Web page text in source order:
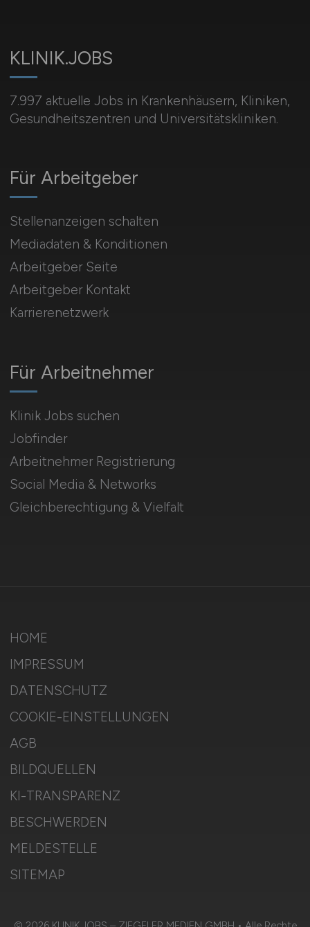
KLINIK.JOBS
7.997 aktuelle Jobs in Krankenhäusern, Kliniken,
Gesundheitszentren und Universitätskliniken.
Für Arbeitnehmer
Klinik Jobs suchen
Jobfinder
Arbeitnehmer Registrierung
Social Media & Networks
Gleichberechtigung & Vielfalt
Für Arbeitgeber
Stellenanzeigen schalten
Mediadaten & Konditionen
Arbeitgeber Seite
Arbeitgeber Kontakt
Karrierenetzwerk
HOME
IMPRESSUM
DATENSCHUTZ
COOKIE-EINSTELLUNGEN
AGB
BILDQUELLEN
KI-TRANSPARENZ
BESCHWERDEN
MELDESTELLE
SITEMAP